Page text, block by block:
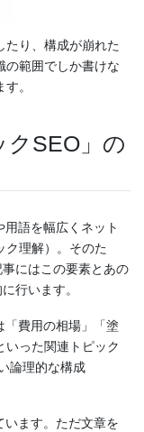
たり、構成が崩れた
の範囲でしか書けな
。
SEO」の
語を幅広くネット
ク理解）。そのた
にはこの要素とあの
行います。
「費用の相場」「塗
いった関連トピック
論理的な構成
います。ただ文章を